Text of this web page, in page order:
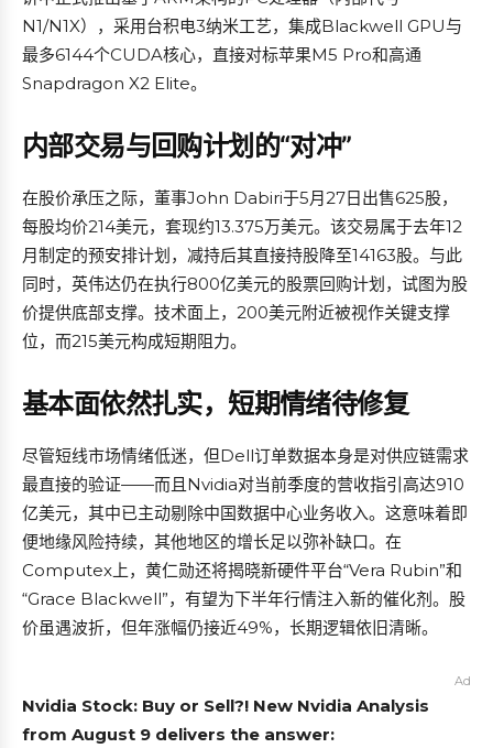
N1/N1X），采用台积电3纳米工艺，集成Blackwell GPU与
最多6144个CUDA核心，直接对标苹果M5 Pro和高通
Snapdragon X2 Elite。
内部交易与回购计划的“对冲”
在股价承压之际，董事John Dabiri于5月27日出售625股，
每股均价214美元，套现约13.375万美元。该交易属于去年12
月制定的预安排计划，减持后其直接持股降至14163股。与此
同时，英伟达仍在执行800亿美元的股票回购计划，试图为股
价提供底部支撑。技术面上，200美元附近被视作关键支撑
位，而215美元构成短期阻力。
基本面依然扎实，短期情绪待修复
尽管短线市场情绪低迷，但Dell订单数据本身是对供应链需求
最直接的验证——而且Nvidia对当前季度的营收指引高达910
亿美元，其中已主动剔除中国数据中心业务收入。这意味着即
便地缘风险持续，其他地区的增长足以弥补缺口。在
Computex上，黄仁勋还将揭晓新硬件平台“Vera Rubin”和
“Grace Blackwell”，有望为下半年行情注入新的催化剂。股
价虽遇波折，但年涨幅仍接近49%，长期逻辑依旧清晰。
Ad
Nvidia Stock: Buy or Sell?! New Nvidia Analysis
from August 9 delivers the answer: